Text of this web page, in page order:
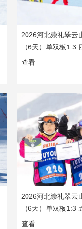
2026河北崇礼翠云
（6天）单双板1:3
查看
2026河北崇礼翠云
（6天）单双板1:3
查看